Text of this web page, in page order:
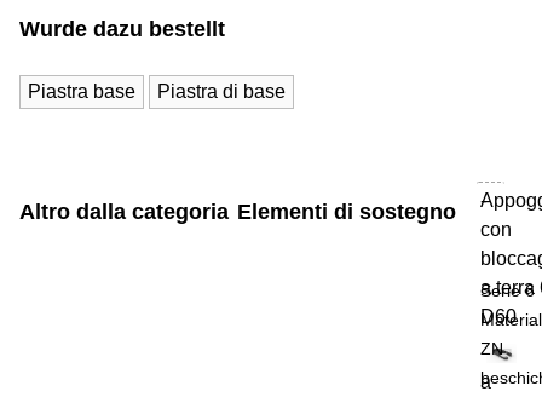
Wurde dazu bestellt
Piastra base Piastra di base
Altro dalla categoria Elementi di sostegno
con
a terra
D60
-
Serie 6
ZN
a